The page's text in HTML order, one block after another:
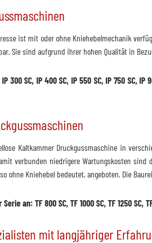
Sofort
auf Anfrage
ist mit oder ohne Kniehebelmechanik
Sie sind aufgrund ihrer hohen Qualität in
SC, IP 400 SC, IP 550 SC, IP 750 SC, IP
Kaltkammer Druckgussmaschine in
verbunden niedrigere Wartungskosten
ohne Kniehebel bedeutet, angeboten. Die
an: TF 800 SC, TF 1000 SC, TF 1250 SC,
mit langjähriger